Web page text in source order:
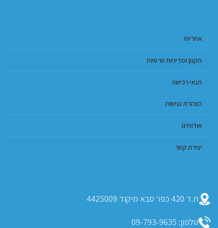
אחריות
תקנון ומדיניות פרטיות
תנאי רכישה
הצהרת נגישות
אודותינו
יצירת קשר
ת.ד 420 כפר סבא מיקוד 4425009
טלפון: 09-793-9635